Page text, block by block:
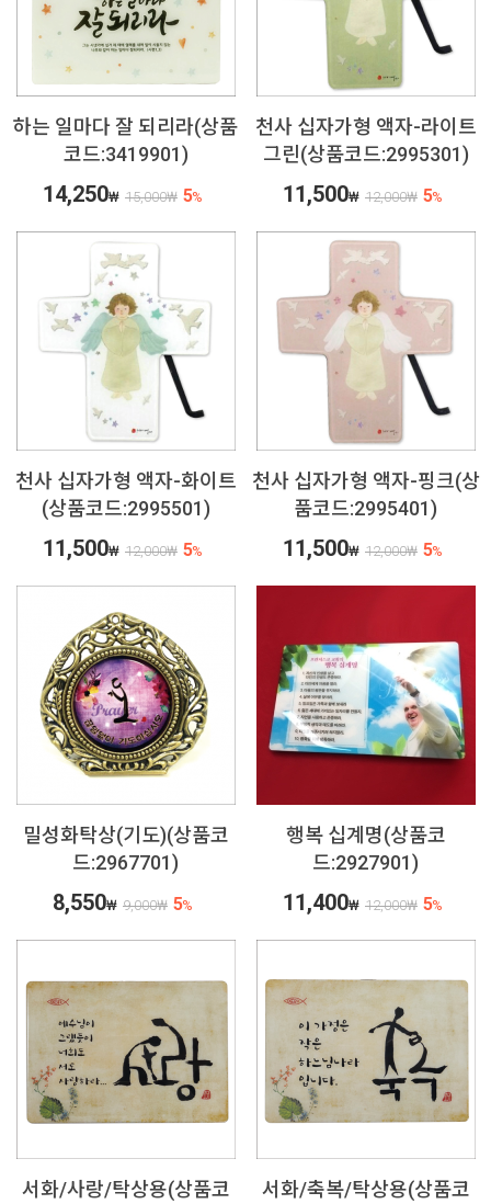
하는 일마다 잘 되리라(상품
코드:3419901)
14,250₩ 15,000₩ 5%
천사 십자가형 액자-라이트
그린(상품코드:2995301)
11,500₩ 12,000₩ 5%
천사 십자가형 액자-화이트
(상품코드:2995501)
11,500₩ 12,000₩ 5%
천사 십자가형 액자-핑크(상
품코드:2995401)
11,500₩ 12,000₩ 5%
밀성화탁상(기도)(상품코
드:2967701)
8,550₩ 9,000₩ 5%
행복 십계명(상품코
드:2927901)
11,400₩ 12,000₩ 5%
서화/사랑/탁상용(상품코
서화/축복/탁상용(상품코